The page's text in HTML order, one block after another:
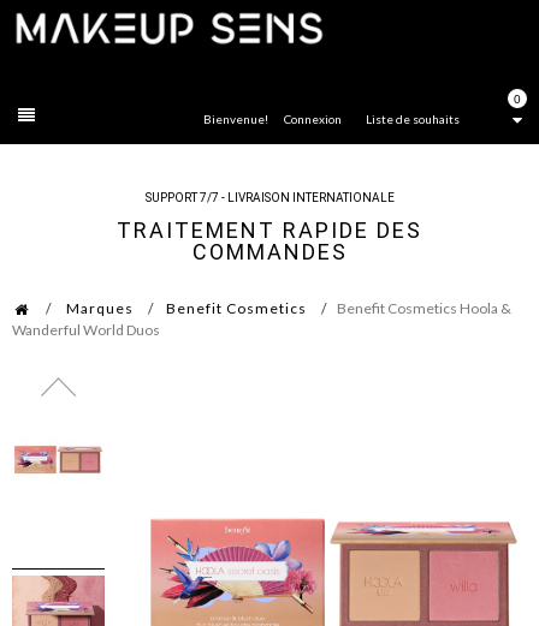
0
Liste de souhaits
Bienvenue! Connexion
SUPPORT 7/7 - LIVRAISON INTERNATIONALE
TRAITEMENT RAPIDE DES
COMMANDES
Marques Benefit Cosmetics
Benefit Cosmetics Hoola &
Wanderful World Duos